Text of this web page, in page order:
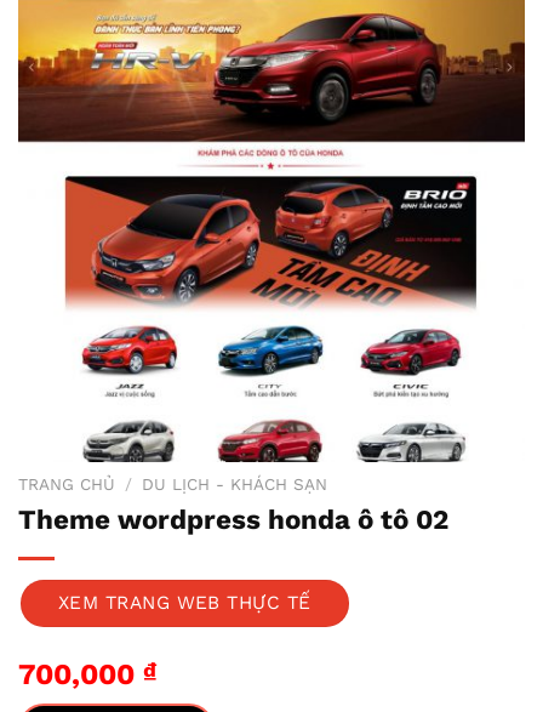
TRANG CHỦ / DU LỊCH - KHÁCH SẠN
Theme wordpress honda ô tô 02
XEM TRANG WEB THỰC TẾ
700,000 ₫